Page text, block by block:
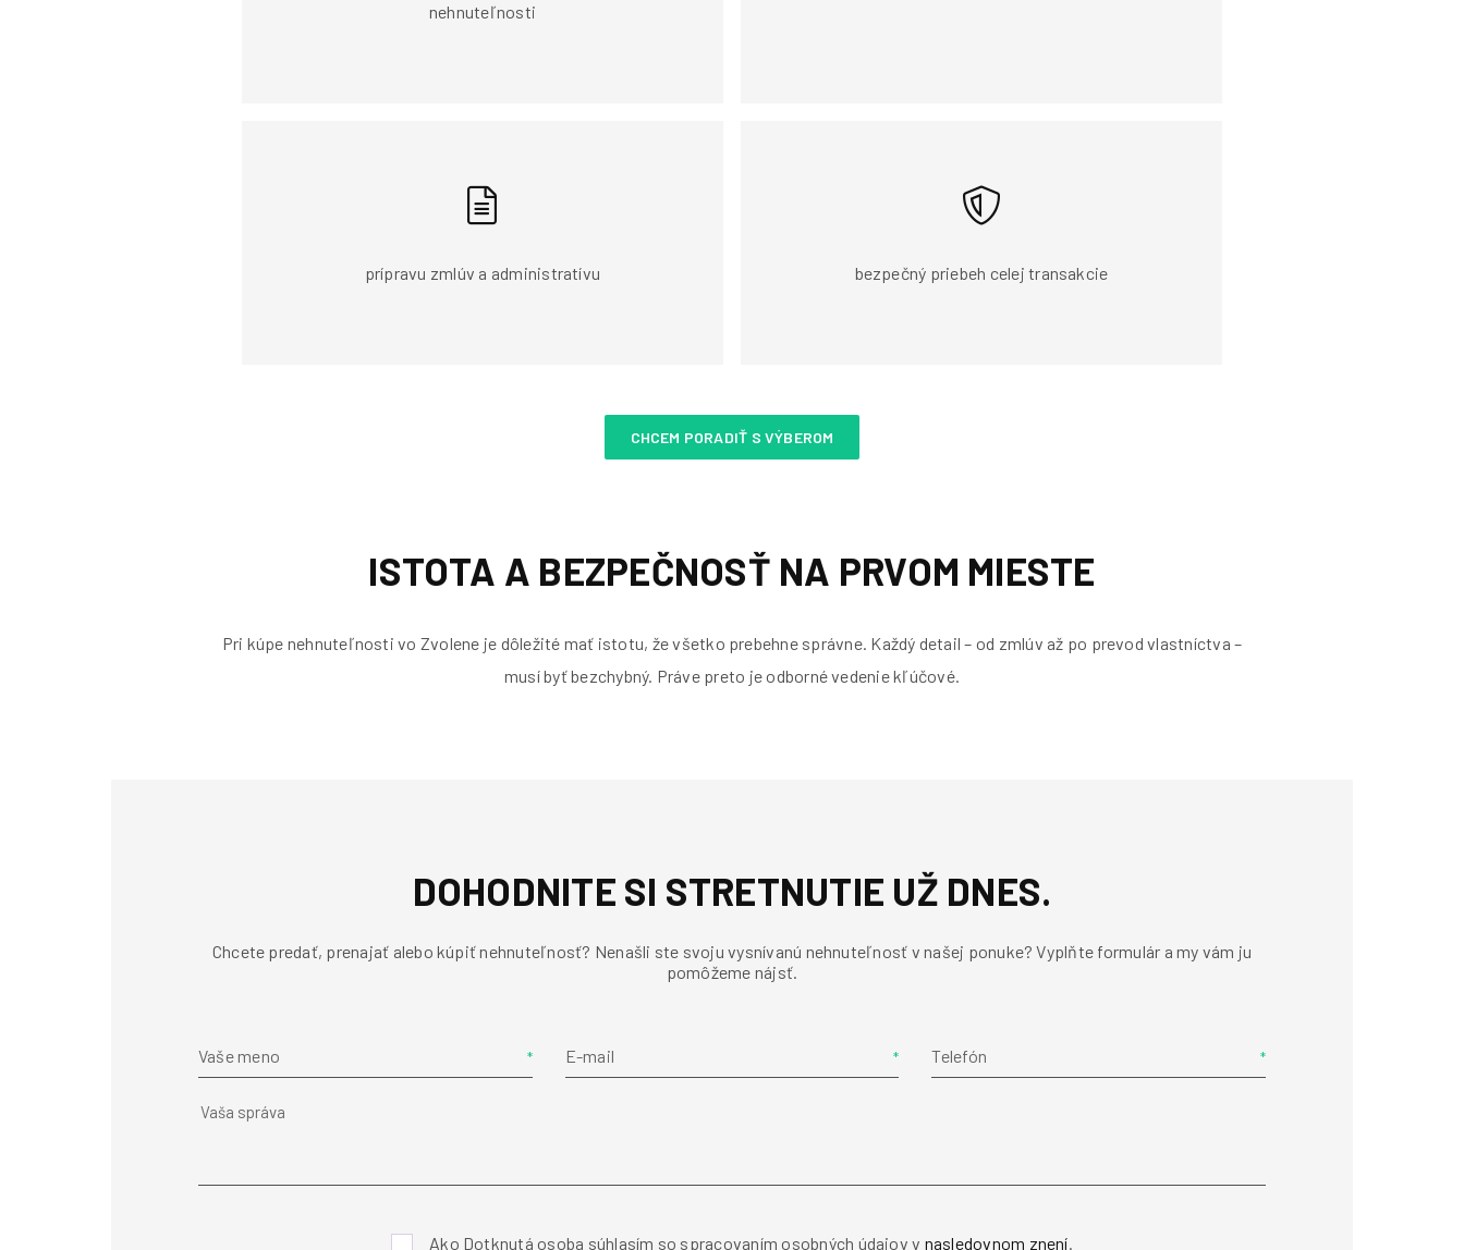
nehnuteľnosti
prípravu zmlúv a administratívu bezpečný priebeh celej transakcie
CHCEM PORADIŤ S VÝBEROM
ISTOTA A BEZPEČNOSŤ NA PRVOM MIESTE
Pri kúpe nehnuteľnosti vo Zvolene je dôležité mať istotu, že všetko prebehne správne. Každý detail – od zmlúv až po prevod vlastníctva –
musí byť bezchybný. Práve preto je odborné vedenie kľúčové.
DOHODNITE SI STRETNUTIE UŽ DNES.
Chcete predať, prenajať alebo kúpiť nehnuteľnosť? Nenašli ste svoju vysnívanú nehnuteľnosť v našej ponuke? Vyplňte formulár a my vám ju
pomôžeme nájsť.
Vaše meno E-mail Telefón
Ako Dotknutá osoba súhlasím so spracovaním osobných údajov v nasledovnom znení.